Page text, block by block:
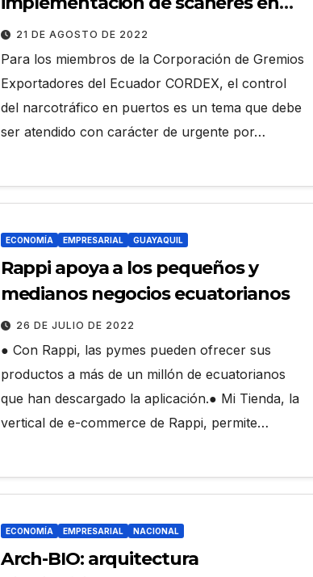
puertos debe ser asumido por el
estado y no afectar la
competitividad de las
exportaciones»
21 DE AGOSTO DE 2022
Para los miembros de la Corporación de Gremios
Exportadores del Ecuador CORDEX, el control
del narcotráfico en puertos es un tema que debe
ser atendido con carácter de urgente por…
ECONOMÍA EMPRESARIAL GUAYAQUIL
Rappi apoya a los pequeños y
medianos negocios ecuatorianos
26 DE JULIO DE 2022
● Con Rappi, las pymes pueden ofrecer sus
productos a más de un millón de ecuatorianos
que han descargado la aplicación.● Mi Tienda, la
vertical de e-commerce de Rappi, permite…
ECONOMÍA EMPRESARIAL NACIONAL
Arch-BIO: arquitectura